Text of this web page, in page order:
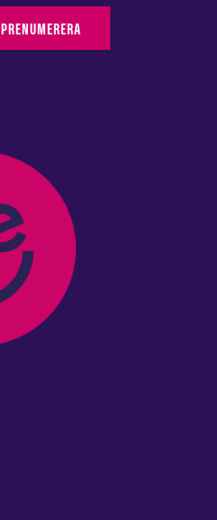
PRENUMERERA